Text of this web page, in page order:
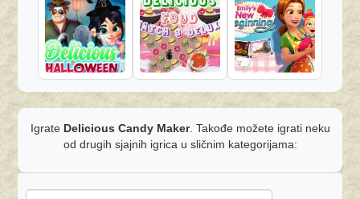
Igrate Delicious Candy Maker. Takođe možete igrati neku
od drugih sjajnih igrica u sličnim kategorijama: